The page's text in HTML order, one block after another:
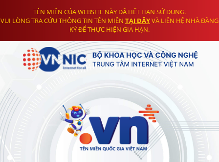
TÊN MIỀN CỦA WEBSITE NÀY ĐÃ HẾT HẠN SỬ DỤNG.
VUI LÒNG TRA CỨU THÔNG TIN TÊN MIỀN TẠI ĐÂYVÀ LIÊN HỆ NHÀ ĐĂNG
KÝ ĐỂ THỰC HIỆN GIA HẠN.